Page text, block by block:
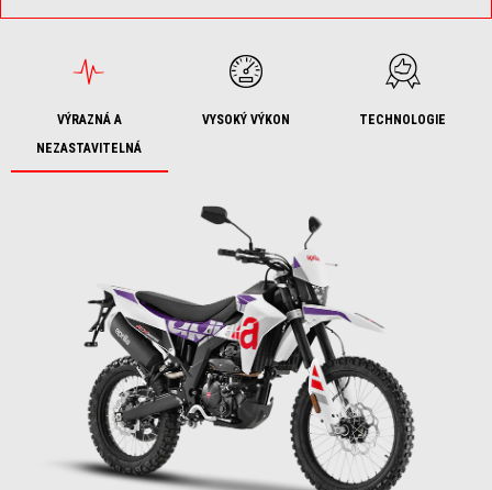
VÝRAZNÁ A
NEZASTAVITELNÁ
VYSOKÝ VÝKON TECHNOLOGIE